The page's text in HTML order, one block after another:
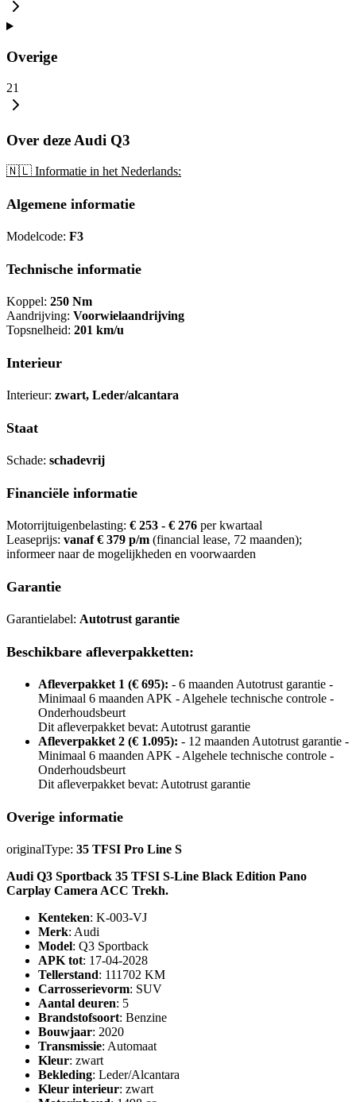
Overige
21
Over deze Audi Q3
🇳🇱 Informatie in het Nederlands:
Algemene informatie
Modelcode: F3
Technische informatie
Koppel: 250 Nm
Aandrijving: Voorwielaandrijving
Topsnelheid: 201 km/u
Interieur
Interieur: zwart, Leder/alcantara
Staat
Schade: schadevrij
Financiële informatie
Motorrijtuigenbelasting: € 253 - € 276 per kwartaal
Leaseprijs: vanaf € 379 p/m (financial lease, 72 maanden);
informeer naar de mogelijkheden en voorwaarden
Garantie
Garantielabel: Autotrust garantie
Beschikbare afleverpakketten:
Afleverpakket 1 (€ 695): - 6 maanden Autotrust garantie -
Minimaal 6 maanden APK - Algehele technische controle -
Onderhoudsbeurt
Dit afleverpakket bevat: Autotrust garantie
Afleverpakket 2 (€ 1.095): - 12 maanden Autotrust garantie -
Minimaal 6 maanden APK - Algehele technische controle -
Onderhoudsbeurt
Dit afleverpakket bevat: Autotrust garantie
Overige informatie
originalType: 35 TFSI Pro Line S
Audi Q3 Sportback 35 TFSI S-Line Black Edition Pano
Carplay Camera ACC Trekh.
Kenteken: K-003-VJ
Merk: Audi
Model: Q3 Sportback
APK tot: 17-04-2028
Tellerstand: 111702 KM
Carrosserievorm: SUV
Aantal deuren: 5
Brandstofsoort: Benzine
Bouwjaar: 2020
Transmissie: Automaat
Kleur: zwart
Bekleding: Leder/Alcantara
Kleur interieur: zwart